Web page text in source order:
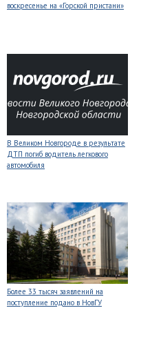
воскресенье на «Горской пристани»
В Великом Новгороде в результате
ДТП погиб водитель легкового
автомобиля
Более 33 тысяч заявлений на
поступление подано в НовГУ